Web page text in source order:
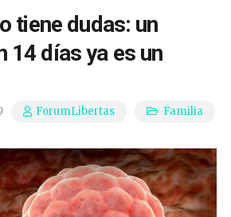
tiene dudas: un
14 días ya es un
ForumLibertas Familia